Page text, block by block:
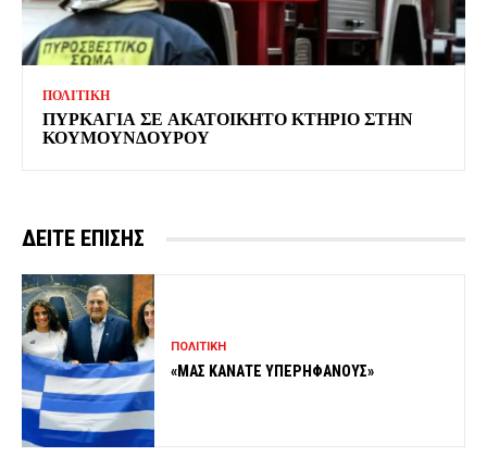
ΠΟΛΙΤΙΚΗ
ΠΥΡΚΑΓΙΑ ΣΕ ΑΚΑΤΟΙΚΗΤΟ ΚΤΗΡΙΟ ΣΤΗΝ
ΚΟΥΜΟΥΝΔΟΥΡΟΥ
ΔΕΙΤΕ ΕΠΙΣΗΣ
ΠΟΛΙΤΙΚΗ
«ΜΑΣ ΚΑΝΑΤΕ ΥΠΕΡΗΦΑΝΟΥΣ»